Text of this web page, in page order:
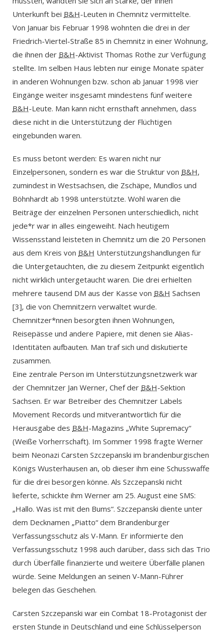
Unterkunft bei B&H-Leuten in Chemnitz vermittelte.
Von Januar bis Februar 1998 wohnten die drei in der
Friedrich-Viertel-Straße 85 in Chemnitz in einer Wohnung,
die ihnen der B&H-Aktivist Thomas Rothe zur Verfügung
stellte. Im selben Haus lebten nur einige Monate später
in anderen Wohnungen bzw. schon ab Januar 1998 vier
Eingänge weiter insgesamt mindestens fünf weitere
B&H-Leute. Man kann nicht ernsthaft annehmen, dass
diese nicht in die Unterstützung der Flüchtigen
eingebunden waren.
Es muss betont werden: Es waren nicht nur
Einzelpersonen, sondern es war die Struktur von B&H,
zumindest in Westsachsen, die Zschäpe, Mundlos und
Böhnhardt ab 1998 unterstützte. Wohl waren die
Beiträge der einzelnen Personen unterschiedlich, nicht
jede*r war in alles eingeweiht. Nach heutigem
Wissensstand leisteten in Chemnitz um die 20 Personen
aus dem Kreis von B&H Unterstützungshandlungen für
die Untergetauchten, die zu diesem Zeitpunkt eigentlich
nicht wirklich untergetaucht waren. Die drei erhielten
mehrere tausend DM aus der Kasse von B&H Sachsen
[3], die von Chemnitzern verwaltet wurde.
Chemnitzer*nnen besorgten ihnen Wohnungen,
Reisepässe und andere Papiere, mit denen sie Alias-
Identitäten aufbauten. Man traf sich und diskutierte
zusammen.
Eine zentrale Person im Unterstützungsnetzwerk war
der Chemnitzer Jan Werner, Chef der B&H-Sektion
Sachsen. Er war Betreiber des Chemnitzer Labels
Movement Records und mitverantwortlich für die
Herausgabe des B&H-Magazins „White Supremacy“
(Weiße Vorherrschaft). Im Sommer 1998 fragte Werner
beim Neonazi Carsten Szczepanski im brandenburgischen
Königs Wusterhausen an, ob dieser ihm eine Schusswaffe
für die drei besorgen könne. Als Szczepanski nicht
lieferte, schickte ihm Werner am 25. August eine SMS:
„Hallo. Was ist mit den Bums“. Szczepanski diente unter
dem Decknamen „Piatto“ dem Brandenburger
Verfassungsschutz als V-Mann. Er informierte den
Verfassungsschutz 1998 auch darüber, dass sich das Trio
durch Überfälle finanzierte und weitere Überfälle planen
würde. Seine Meldungen an seinen V-Mann-Führer
belegen das Geschehen.
Carsten Szczepanski war ein Combat 18-Protagonist der
ersten Stunde in Deutschland und eine Schlüsselperson